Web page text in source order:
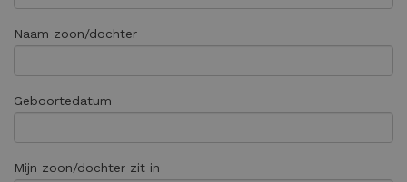
Naam zoon/dochter
Geboortedatum
Mijn zoon/dochter zit in